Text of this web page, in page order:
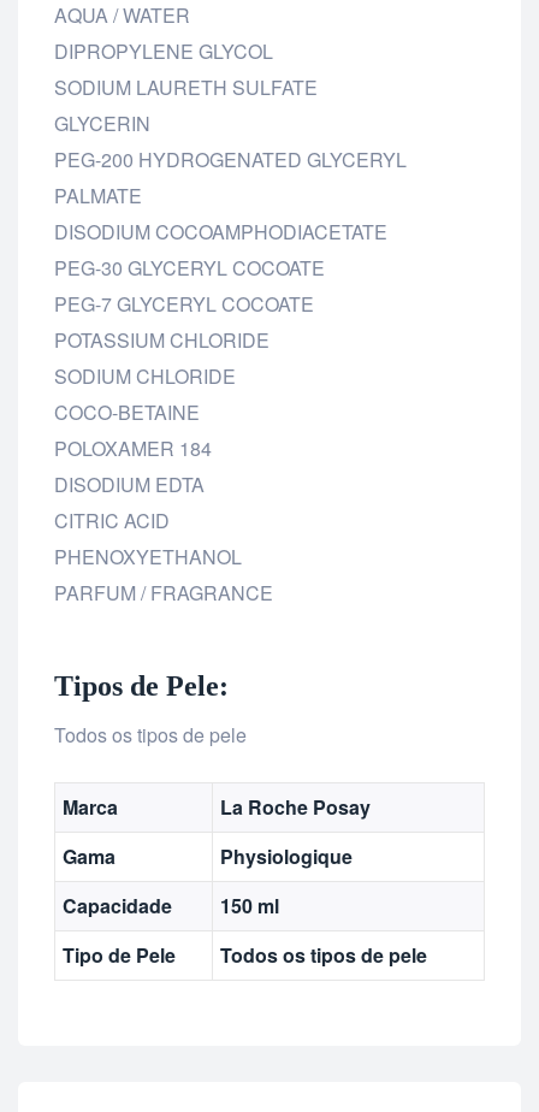
AQUA / WATER
DIPROPYLENE GLYCOL
SODIUM LAURETH SULFATE
GLYCERIN
PEG-200 HYDROGENATED GLYCERYL
PALMATE
DISODIUM COCOAMPHODIACETATE
PEG-30 GLYCERYL COCOATE
PEG-7 GLYCERYL COCOATE
POTASSIUM CHLORIDE
SODIUM CHLORIDE
COCO-BETAINE
POLOXAMER 184
DISODIUM EDTA
CITRIC ACID
PHENOXYETHANOL
PARFUM / FRAGRANCE
Tipos de Pele:
Todos os tipos de pele
Marca
La Roche Posay
Gama
Physiologique
Capacidade
150 ml
Tipo de Pele
Todos os tipos de pele